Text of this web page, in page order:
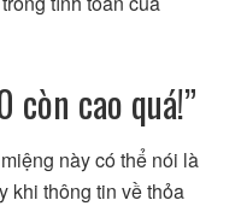
còn cao quá!”
này có thể nói là
khi thông tin về thỏa